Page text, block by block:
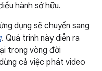
hành sở hữu.
dụng sẽ chuyển sang
. Quá trình này diễn ra
trong vòng đời
cả việc phát video